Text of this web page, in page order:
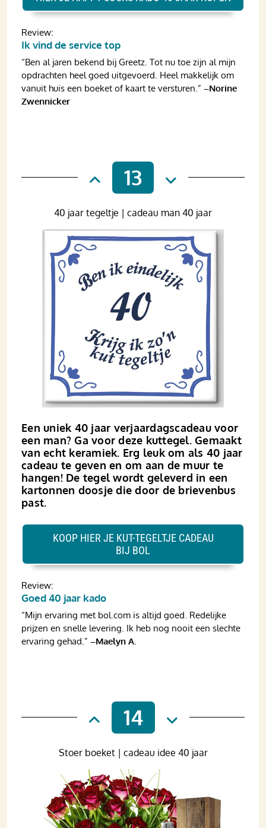
Review:
Ik vind de service top
“Ben al jaren bekend bij Greetz. Tot nu toe zijn al mijn
opdrachten heel goed uitgevoerd. Heel makkelijk om
vanuit huis een boeket of kaart te versturen.” –Norine
Zwennicker
13
Een uniek 40 jaar verjaardagscadeau voor
een man? Ga voor deze kuttegel. Gemaakt
van echt keramiek. Erg leuk om als 40 jaar
cadeau te geven en om aan de muur te
hangen! De tegel wordt geleverd in een
kartonnen doosje die door de brievenbus
past.
40 jaar tegeltje | cadeau man 40 jaar
Review:
Goed 40 jaar kado
“Mijn ervaring met bol.com is altijd goed. Redelijke
prijzen en snelle levering. Ik heb nog nooit een slechte
ervaring gehad.” –Maelyn A.
KOOP HIER JE KUT-TEGELTJE CADEAU
BIJ BOL
14
Stoer boeket | cadeau idee 40 jaar